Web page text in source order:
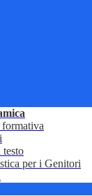
per i Genitori